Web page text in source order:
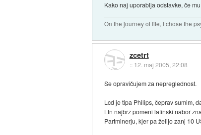
Kako naj uporablja odstavke, če
On the journey of life, I chose the
zcetrt
:: 12. maj 2005, 22:08
Se opravičujem za nepreglednost.
Lcd je tipa Philips, čeprav sumim,
Ltn najbrž pomeni latinski nabor
Partminerju, kjer pa želijo zanj 10